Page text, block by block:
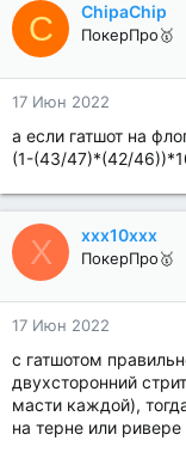
C ChipaChip
ПокерПро🥇
17 Июн 2022
а если гатшот на
(1-(43/47)*(42/
X xxx10xxx
ПокерПро🥇
17 Июн 2022
с гатшотом
двухсторонний
масти каждой),
на терне или ривере